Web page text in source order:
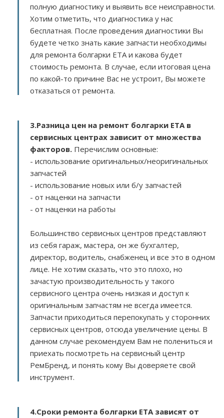
полную диагностику и выявить все неисправности.
Хотим отметить, что диагностика у нас
бесплатная. После проведения диагностики Вы
будете четко знать какие запчасти необходимы
для ремонта болгарки ETA и какова будет
стоимость ремонта. В случае, если итоговая цена
по какой-то причине Вас не устроит, Вы можете
отказаться от ремонта.
3.Разница цен на ремонт болгарки ETA в
сервисных центрах зависит от множества
факторов. Перечислим основные:
- использование оригинальных/неоригинальных
запчастей
- использование новых или б/у запчастей
- от наценки на запчасти
- от наценки на работы
Большинство сервисных центров представляют
из себя гараж, мастера, он же бухгалтер,
директор, водитель, снабженец и все это в одном
лице. Не хотим сказать, что это плохо, но
зачастую производительность у такого
сервисного центра очень низкая и доступ к
оригинальным запчастям не всегда имеется.
Запчасти приходиться перепокупать у сторонних
сервисных центров, отсюда увеличение цены. В
данном случае рекомендуем Вам не полениться и
приехать посмотреть на сервисный центр
РемБренд, и понять кому Вы доверяете свой
инструмент.
4.Сроки ремонта болгарки ETA зависят от